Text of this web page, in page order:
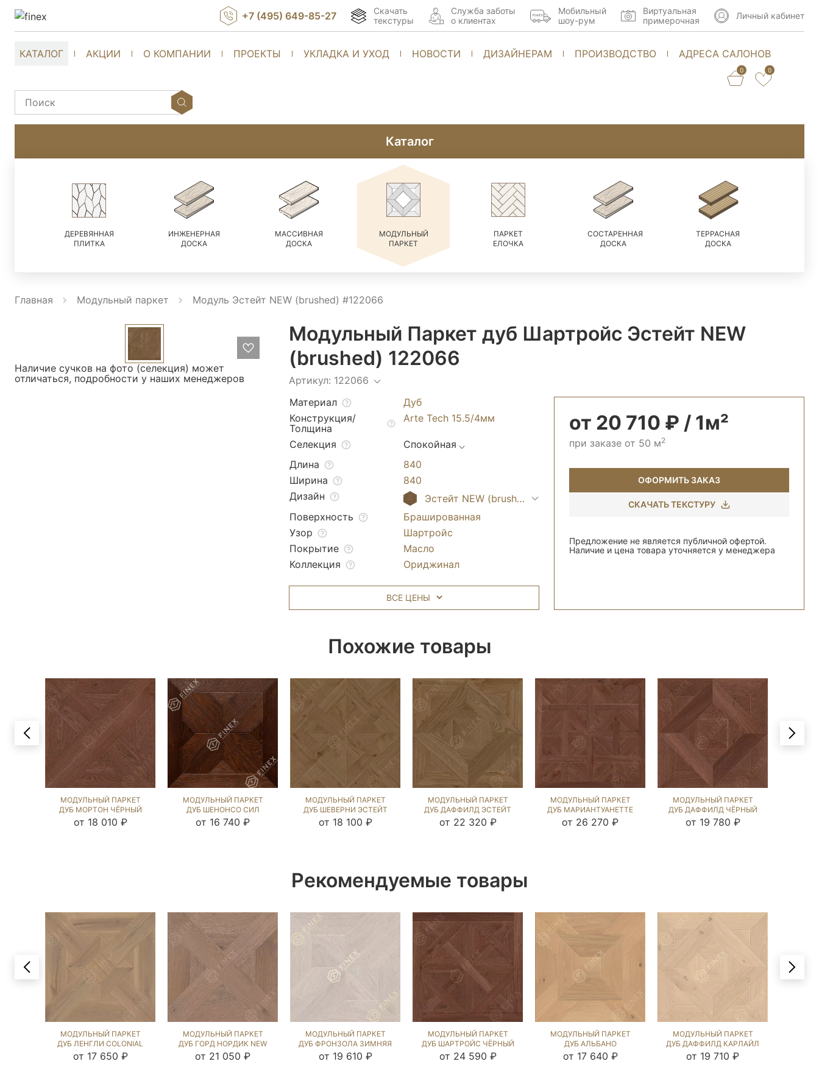
КАТАЛОГ АКЦИИ О КОМПАНИИ ПРОЕКТЫ УКЛАДКА И УХОД НОВОСТИ ДИЗАЙНЕРАМ ПРОИЗВОДСТВО АДРЕСА САЛОНОВ
0 0
+7 (495) 649-85-27
Скачать
текстуры
Cлужба заботы
о клиентах
Мобильный
шоу-рум
Виртуальная
примерочная
Личный кабинет
Каталог
ДЕРЕВЯННАЯ
ПЛИТКА
ИНЖЕНЕРНАЯ
ДОСКА
МАССИВНАЯ
ДОСКА
МОДУЛЬНЫЙ
ПАРКЕТ
ПАРКЕТ
ЕЛОЧКА
СОСТАРЕННАЯ
ДОСКА
ТЕРРАСНАЯ
ДОСКА
Главная Модульный паркет Модуль Эстейт NEW (brushed) #122066
Наличие сучков на фото (селекция) может
отличаться, подробности у наших менеджеров
Модульный Паркет дуб Шартройс Эстейт NEW
(brushed) 122066
Артикул: 122066
Материал
Дуб
Конструкция/
Толщина
Arte Tech 15.5/4мм
Селекция
Спокойная
Длина
840
Ширина
840
Дизайн
Эстейт NEW (brushed)
Поверхность
Брашированная
Узор
Шартройс
Покрытие
Масло
Коллекция
Ориджинал
от 20 710 ₽ / 1м²
при заказе от 50 м2
ОФОРМИТЬ ЗАКАЗ
СКАЧАТЬ ТЕКСТУРУ
Предложение не является публичной офертой.
Наличие и цена товара уточняется у менеджера
ВСЕ ЦЕНЫ
Похожие товары
МОДУЛЬНЫЙ ПАРКЕТ
ДУБ МОРТОН ЧЁРНЫЙ
ОРЕХ (BRUSHED) 123855
от 18 010 ₽
МОДУЛЬНЫЙ ПАРКЕТ
ДУБ ШЕНОНСО СИЛ
БРАУН (BRUSHED) 122984
от 16 740 ₽
МОДУЛЬНЫЙ ПАРКЕТ
ДУБ ШЕВЕРНИ ЭСТЕЙТ
NEW (BRUSHED) 122540
от 18 100 ₽
МОДУЛЬНЫЙ ПАРКЕТ
ДУБ ДАФФИЛД ЭСТЕЙТ
NEW (BRUSHED) 120253
от 22 320 ₽
МОДУЛЬНЫЙ ПАРКЕТ
ДУБ МАРИАНТУАНЕТТЕ
ЧЁРНЫЙ ОРЕХ (BRUSHED)
от 26 270 ₽
МОДУЛЬНЫЙ ПАРКЕТ
ДУБ ДАФФИЛД ЧЁРНЫЙ
ОРЕХ (BRUSHED) 123955
от 19 780 ₽
Рекомендуемые товары
МОДУЛЬНЫЙ ПАРКЕТ
ДУБ ЛЕНГЛИ COLONIAL
STYLE (BRUSHED) 122705
от 17 650 ₽
МОДУЛЬНЫЙ ПАРКЕТ
ДУБ ГОРД НОРДИК NEW
(BRUSHED) 125438
от 21 050 ₽
МОДУЛЬНЫЙ ПАРКЕТ
ДУБ ФРОНЗОЛА ЗИМНЯЯ
СКАЗКА (SANDED) 122443
от 19 610 ₽
МОДУЛЬНЫЙ ПАРКЕТ
ДУБ ШАРТРОЙС ЧЁРНЫЙ
ОРЕХ (BRUSHED) 123236
от 24 590 ₽
МОДУЛЬНЫЙ ПАРКЕТ
ДУБ АЛЬБАНО
ПРИНСТОН (BRUSHED)
от 17 640 ₽
МОДУЛЬНЫЙ ПАРКЕТ
ДУБ ДАФФИЛД КАРЛАЙЛ
NEW (BRUSHED) 123978
от 19 710 ₽